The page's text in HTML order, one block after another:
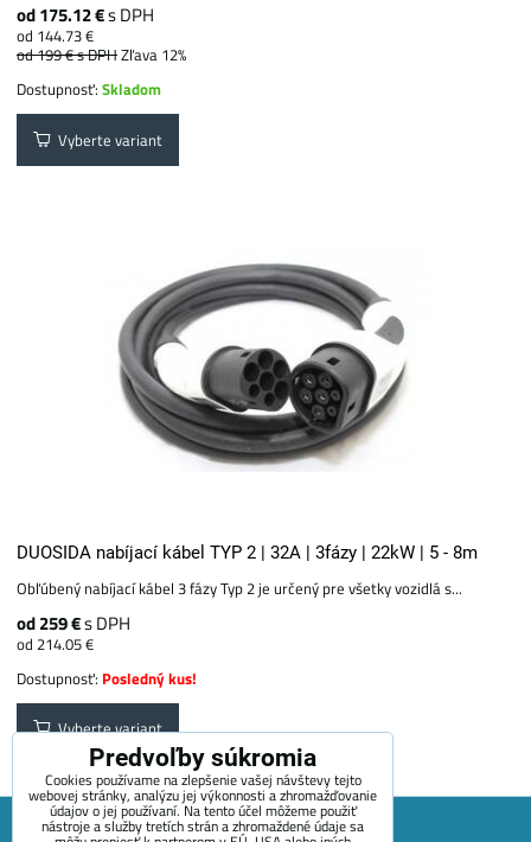
od 175.12 €s DPH
od 144.73 €
od 199 €s DPHZľava 12%
Dostupnosť:Skladom
Vyberte variant
DUOSIDA nabíjací kábel TYP 2 | 32A | 3fázy | 22kW | 5 - 8m
Obľúbený nabíjací kábel 3 fázy Typ 2 je určený pre všetky vozidlá s...
od 259 €s DPH
od 214.05 €
Dostupnosť: Posledný kus!
Vyberte variant
Predvoľby súkromia
Cookies používame na zlepšenie vašej návštevy tejto
webovej stránky, analýzu jej výkonnosti a zhromažďovanie
údajov o jej používaní. Na tento účel môžeme použiť
nástroje a služby tretích strán a zhromaždené údaje sa